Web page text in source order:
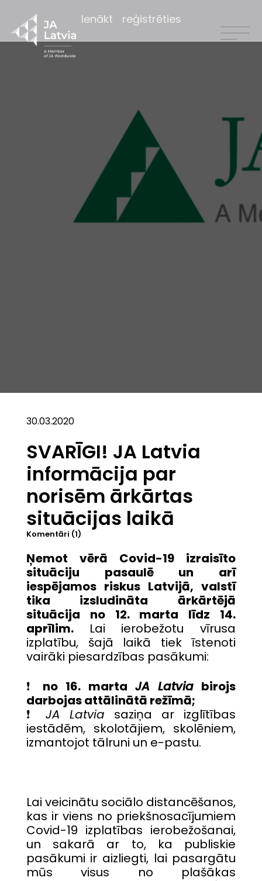
Ienākt reģistrēties
30.03.2020
SVARĪGI! JA Latvia
informācija par
norisēm ārkārtas
situācijas laikā
Komentāri (1)
Ņemot vērā Covid-19 izraisīto
situāciju pasaulē un arī
iespējamos riskus Latvijā, valstī
tika izsludināta ārkārtējā
situācija no 12. marta līdz 14.
aprīlim. Lai ierobežotu vīrusa
izplatību, šajā laikā tiek īstenoti
vairāki piesardzības pasākumi:
❗️ no 16. marta JA Latvia birojs
darbojas attālinātā režīmā;
❗️ JA Latvia saziņa ar izglītības
iestādēm, skolotājiem, skolēniem,
izmantojot tālruni un e-pastu.
Lai veicinātu sociālo distancēšanos,
kas ir viens no priekšnosacījumiem
Covid-19 izplatības ierobežošanai,
un sakarā ar to, ka publiskie
pasākumi ir aizliegti, lai pasargātu
mūs visus no plašākas